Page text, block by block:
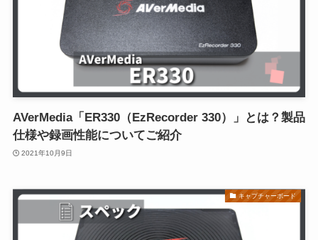
AVerMedia「ER330（EzRecorder 330）」とは？製品
仕様や録画性能についてご紹介
2021年10月9日
キャプチャーボード